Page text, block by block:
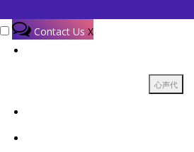
Contact Us X